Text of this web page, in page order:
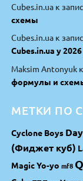
Cubes.in.ua к
схемы
Cubes.in.ua к
Cubes.in.ua у
Maksim Antonyuk
формулы и
МЕТКИ ПО
Cyclone Boys
(Фиджет куб)
Magic Yo-yo mf8